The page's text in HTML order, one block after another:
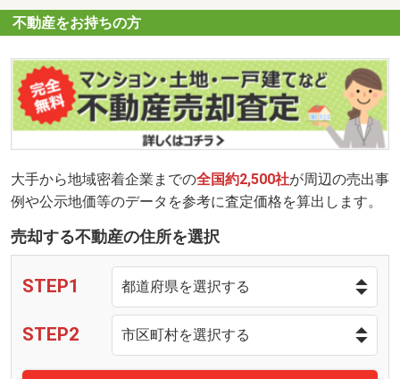
不動産をお持ちの方
大手から地域密着企業までの全国約2,500社が周辺の売出事
例や公示地価等のデータを参考に査定価格を算出します。
売却する不動産の住所を選択
STEP1
STEP2